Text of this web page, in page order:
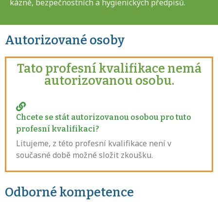
kázně, bezpečnostních a hygienických předpisů.
Autorizované osoby
Tato profesní kvalifikace nemá
autorizovanou osobu.
Chcete se stát autorizovanou osobou pro tuto
profesní kvalifikaci?
Litujeme, z této profesní kvalifikace není v
současné době možné složit zkoušku.
Odborné kompetence